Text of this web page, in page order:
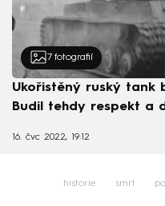
7 fotografií
Ukořistěný ruský tank
Budil tehdy respekt a
16. čvc 2022, 19:12
historie smrt